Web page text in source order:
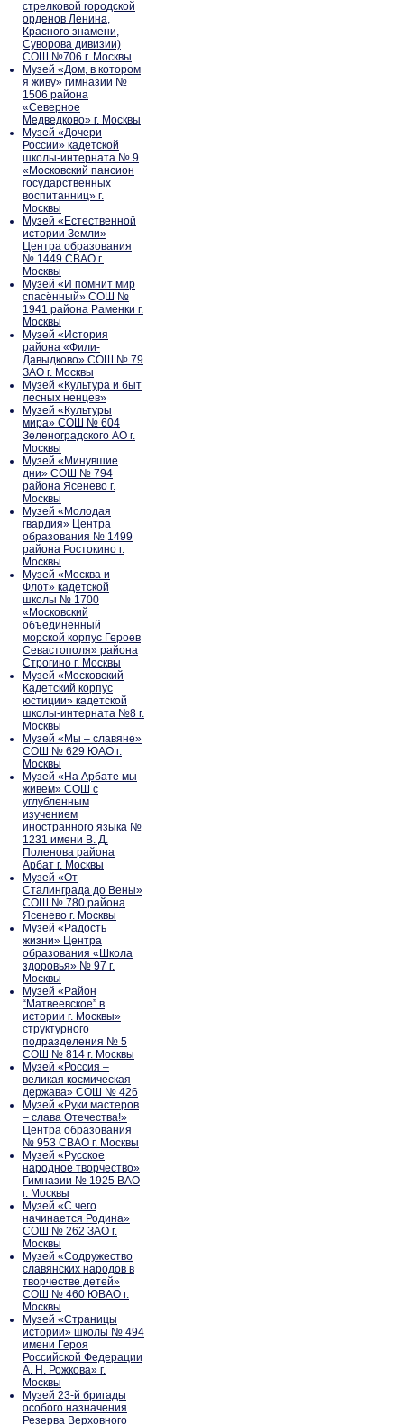
стрелковой городской
орденов Ленина,
Красного знамени,
Суворова дивизии)
СОШ №706 г. Москвы
Музей «Дом, в котором
я живу» гимназии №
1506 района
«Северное
Медведково» г. Москвы
Музей «Дочери
России» кадетской
школы-интерната № 9
«Московский пансион
государственных
воспитанниц» г.
Москвы
Музей «Естественной
истории Земли»
Центра образования
№ 1449 СВАО г.
Москвы
Музей «И помнит мир
спасённый» СОШ №
1941 района Раменки г.
Москвы
Музей «История
района «Фили-
Давыдково» СОШ № 79
ЗАО г. Москвы
Музей «Культура и быт
лесных ненцев»
Музей «Культуры
мира» СОШ № 604
Зеленоградского АО г.
Москвы
Музей «Минувшие
дни» СОШ № 794
района Ясенево г.
Москвы
Музей «Молодая
гвардия» Центра
образования № 1499
района Ростокино г.
Москвы
Музей «Москва и
Флот» кадетской
школы № 1700
«Московский
объединенный
морской корпус Героев
Севастополя» района
Строгино г. Москвы
Музей «Московский
Кадетский корпус
юстиции» кадетской
школы-интерната №8 г.
Москвы
Музей «Мы – славяне»
СОШ № 629 ЮАО г.
Москвы
Музей «На Арбате мы
живем» СОШ с
углубленным
изучением
иностранного языка №
1231 имени В. Д.
Поленова района
Арбат г. Москвы
Музей «От
Сталинграда до Вены»
СОШ № 780 района
Ясенево г. Москвы
Музей «Радость
жизни» Центра
образования «Школа
здоровья» № 97 г.
Москвы
Музей «Район
“Матвеевское” в
истории г. Москвы»
структурного
подразделения № 5
СОШ № 814 г. Москвы
Музей «Россия –
великая космическая
держава» СОШ № 426
Музей «Руки мастеров
– слава Отечества!»
Центра образования
№ 953 СВАО г. Москвы
Музей «Русское
народное творчество»
Гимназии № 1925 ВАО
г. Москвы
Музей «С чего
начинается Родина»
СОШ № 262 ЗАО г.
Москвы
Музей «Содружество
славянских народов в
творчестве детей»
СОШ № 460 ЮВАО г.
Москвы
Музей «Страницы
истории» школы № 494
имени Героя
Российской Федерации
А. Н. Рожкова» г.
Москвы
Музей 23-й бригады
особого назначения
Резерва Верховного